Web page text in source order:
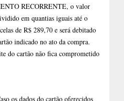
RECORRENTE, o valor
em quantias iguais até o
de R$ 289,70 e será debitado
indicado no ato da compra.
do cartão não fica comprometido
os dados do cartão oferecidos